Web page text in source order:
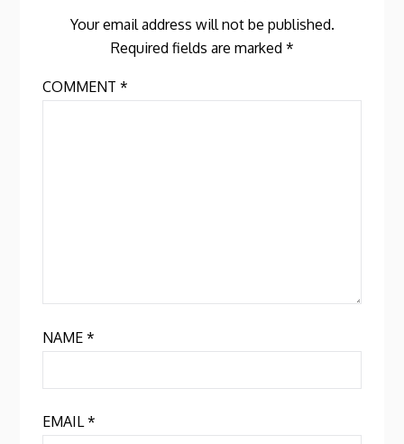
Your email address will not be published.
Required fields are marked *
COMMENT*
NAME*
EMAIL*